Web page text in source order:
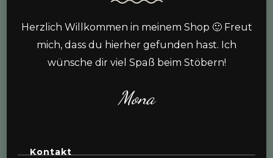
Herzlich Willkommen in meinem Shop 🙂 Freut
mich, dass du hierher gefunden hast. Ich
wünsche dir viel Spaß beim Stöbern!
Mona
Kontakt